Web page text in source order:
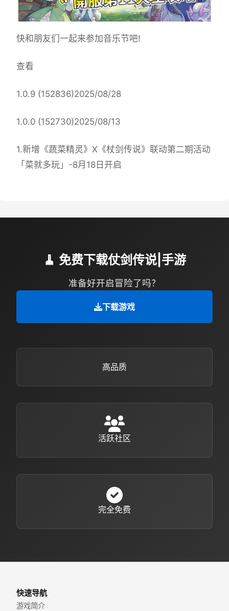
快和朋友们一起来参加音乐节吧!
查看
1.0.9 (152836)2025/08/28
1.0.0 (152730)2025/08/13
1.新增《蔬菜精灵》X《杖剑传说》联动第二期活动
「菜就多玩」-8月18日开启
🧹 免费下载仗剑传说|手游
准备好开启冒险了吗？
下载游戏
高品质
活跃社区
完全免费
快速导航
游戏简介